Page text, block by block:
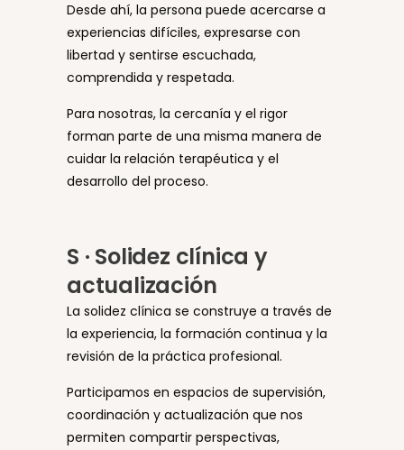
Desde ahí, la persona puede acercarse a
experiencias difíciles, expresarse con
libertad y sentirse escuchada,
comprendida y respetada.
Para nosotras, la cercanía y el rigor
forman parte de una misma manera de
cuidar la relación terapéutica y el
desarrollo del proceso.
S · Solidez clínica y
actualización
La solidez clínica se construye a través de
la experiencia, la formación continua y la
revisión de la práctica profesional.
Participamos en espacios de supervisión,
coordinación y actualización que nos
permiten compartir perspectivas,